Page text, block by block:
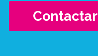
Contactar